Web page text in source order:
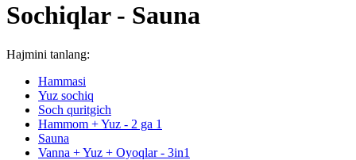
Sochiqlar - Sauna
Hajmini tanlang:
Hammasi
Yuz sochiq
Soch quritgich
Hammom + Yuz - 2 ga 1
Sauna
Vanna + Yuz + Oyoqlar - 3in1